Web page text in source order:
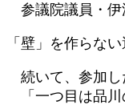
参議院議員・伊
「壁」を作らな
続いて、参加し
「一つ目は品川